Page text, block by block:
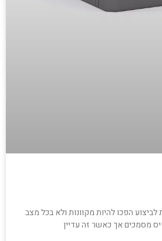
הפכו להיות מקוונות ולא בכל מצב
מסמכים אך כאשר זה עדיין